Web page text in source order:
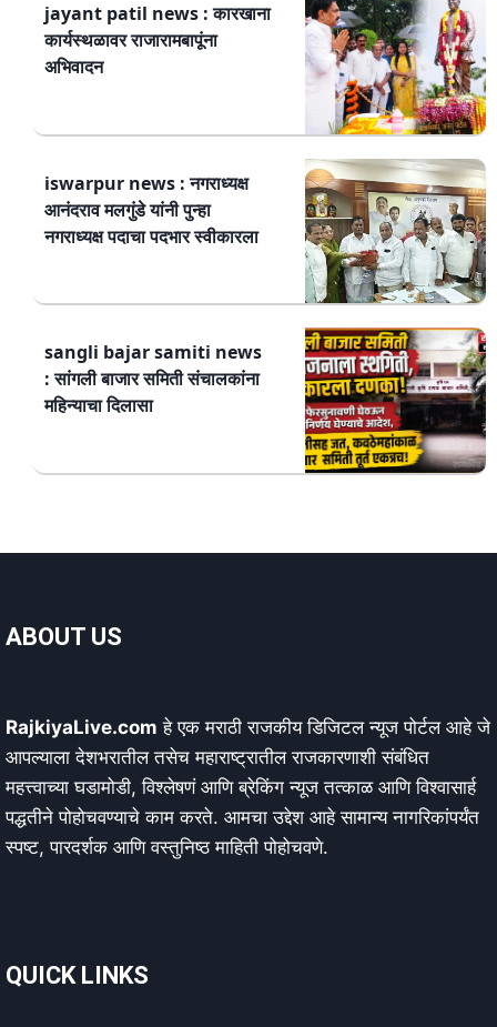
jayant patil news : कारखाना
कार्यस्थळावर राजारामबापूंना
अभिवादन
iswarpur news : नगराध्यक्ष
आनंदराव मलगुंडे यांनी पुन्हा
नगराध्यक्ष पदाचा पदभार स्वीकारला
sangli bajar samiti news
: सांगली बाजार समिती संचालकांना
महिन्याचा दिलासा
ABOUT US
RajkiyaLive.com हे एक मराठी राजकीय डिजिटल न्यूज पोर्टल आहे जे
आपल्याला देशभरातील तसेच महाराष्ट्रातील राजकारणाशी संबंधित
महत्त्वाच्या घडामोडी, विश्लेषणं आणि ब्रेकिंग न्यूज तत्काळ आणि विश्वासार्ह
पद्धतीने पोहोचवण्याचे काम करते. आमचा उद्देश आहे सामान्य नागरिकांपर्यंत
स्पष्ट, पारदर्शक आणि वस्तुनिष्ठ माहिती पोहोचवणे.
QUICK LINKS